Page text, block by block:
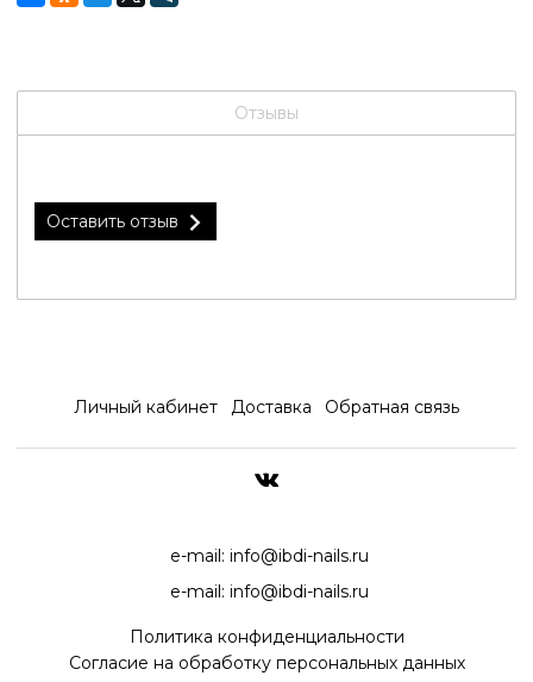
Отзывы
Оставить отзыв
Личный кабинет Доставка Обратная связь
e-mail: info@ibdi-nails.ru
e-mail: info@ibdi-nails.ru
Политика конфиденциальности
Согласие на обработку персональных данных